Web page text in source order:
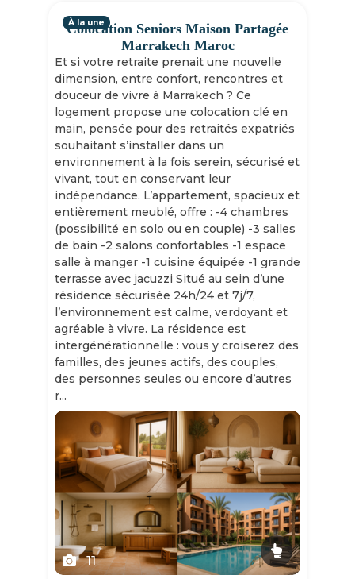
Colocation Seniors Maison Partagée
Marrakech Maroc
Et si votre retraite prenait une nouvelle
dimension, entre confort, rencontres et
douceur de vivre à Marrakech ? Ce
logement propose une colocation clé en
main, pensée pour des retraités expatriés
souhaitant s’installer dans un
environnement à la fois serein, sécurisé et
vivant, tout en conservant leur
indépendance. L’appartement, spacieux et
entièrement meublé, offre : -4 chambres
(possibilité en solo ou en couple) -3 salles
de bain -2 salons confortables -1 espace
salle à manger -1 cuisine équipée -1 grande
terrasse avec jacuzzi Situé au sein d’une
résidence sécurisée 24h/24 et 7j/7,
l’environnement est calme, verdoyant et
agréable à vivre. La résidence est
intergénérationnelle : vous y croiserez des
familles, des jeunes actifs, des couples,
des personnes seules ou encore d’autres
r...
À la une
Slide 1 of 11
11